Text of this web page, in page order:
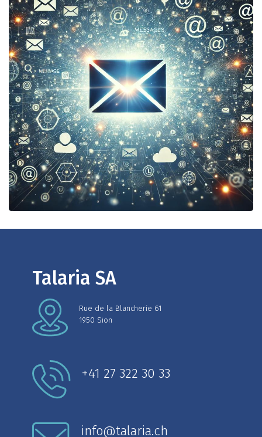
Talaria SA
Rue de la Blancherie 61
1950 Sion
+41 27 322 30 33
info@talaria.ch